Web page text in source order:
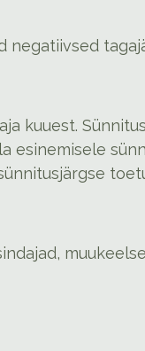
negatiivsed
kuuest.
esinemisele